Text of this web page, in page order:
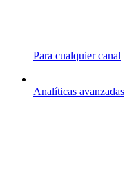
Para cualquier canal
Analíticas avanzadas